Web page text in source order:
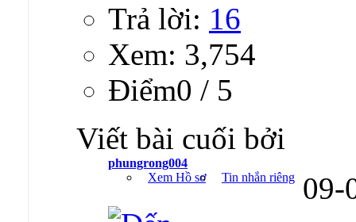
Trả lời: 16
Xem: 3,754
Ðiểm0 / 5
Viết bài cuối bởi
phungrong004
Xem Hồ sơ
Tin nhắn riêng 09-